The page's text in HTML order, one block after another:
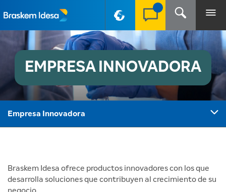
PT-BR
EMPRESA INNOVADORA
Empresa Innovadora
Braskem Idesa ofrece productos innovadores con los que
desarrolla soluciones que contribuyen al crecimiento de su